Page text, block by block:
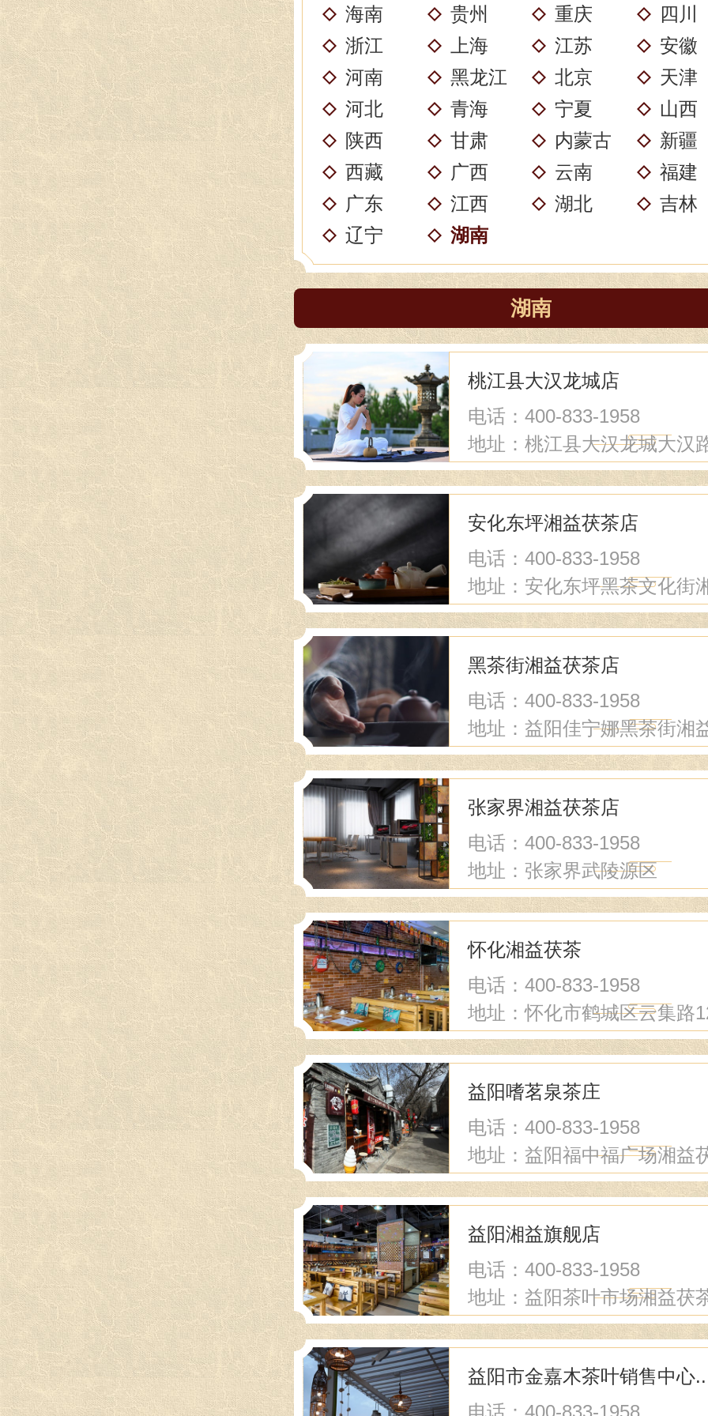
海南 贵州 重庆
四川
浙江
上海 江苏
安徽
河南
黑龙江 北京
天津
河北
青海 宁夏
山西
陕西
甘肃 内蒙古
新疆
西藏
广西 云南
福建
广东
江西 湖北
吉林
辽宁
湖南
湖南
桃江县大汉龙城店
电话：400-833-1958
地址：桃江县大汉龙城大汉
七栋
安化东坪湘益茯茶店
电话：400-833-1958
地址：安化东坪黑茶文化街
益茯茶店
黑茶街湘益茯茶店
电话：400-833-1958
地址：益阳佳宁娜黑茶街湘
茯茶店
张家界湘益茯茶店
电话：400-833-1958
地址：张家界武陵源区
怀化湘益茯茶
电话：400-833-1958
地址：怀化市鹤城区云集路
16门面
益阳嗜茗泉茶庄
电话：400-833-1958
地址：益阳福中福广场湘益
茶店
益阳湘益旗舰店
电话：400-833-1958
地址：益阳茶叶市场湘益茯
店
益阳市金嘉木茶叶销售中心..
电话：400-833-1958